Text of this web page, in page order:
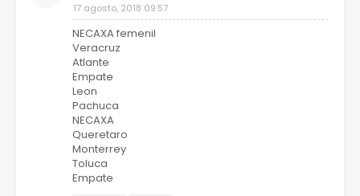
17 agosto, 2018 09:57
NECAXA femenil
Veracruz
Atlante
Empate
Leon
Pachuca
NECAXA
Queretaro
Monterrey
Toluca
Empate